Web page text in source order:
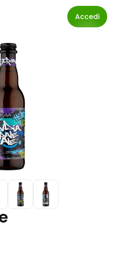
Accedi